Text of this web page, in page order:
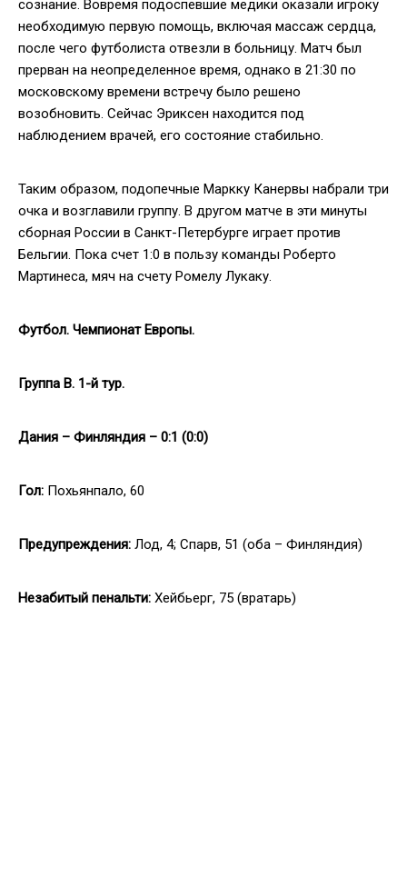
сознание. Вовремя подоспевшие медики оказали игроку
необходимую первую помощь, включая массаж сердца,
после чего футболиста отвезли в больницу. Матч был
прерван на неопределенное время, однако в 21:30 по
московскому времени встречу было решено
возобновить. Сейчас Эриксен находится под
наблюдением врачей, его состояние стабильно.
Таким образом, подопечные Маркку Канервы набрали три
очка и возглавили группу. В другом матче в эти минуты
сборная России в Санкт-Петербурге играет против
Бельгии. Пока счет 1:0 в пользу команды Роберто
Мартинеса, мяч на счету Ромелу Лукаку.
Футбол. Чемпионат Европы.
Группа В. 1-й тур.
Дания – Финляндия – 0:1 (0:0)
Гол: Похьянпало, 60
Предупреждения: Лод, 4; Спарв, 51 (оба – Финляндия)
Незабитый пенальти: Хейбьерг, 75 (вратарь)